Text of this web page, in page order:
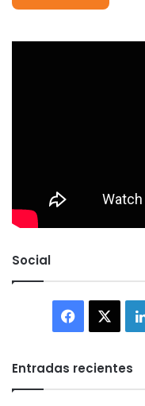
Social
Facebook
Entradas recientes